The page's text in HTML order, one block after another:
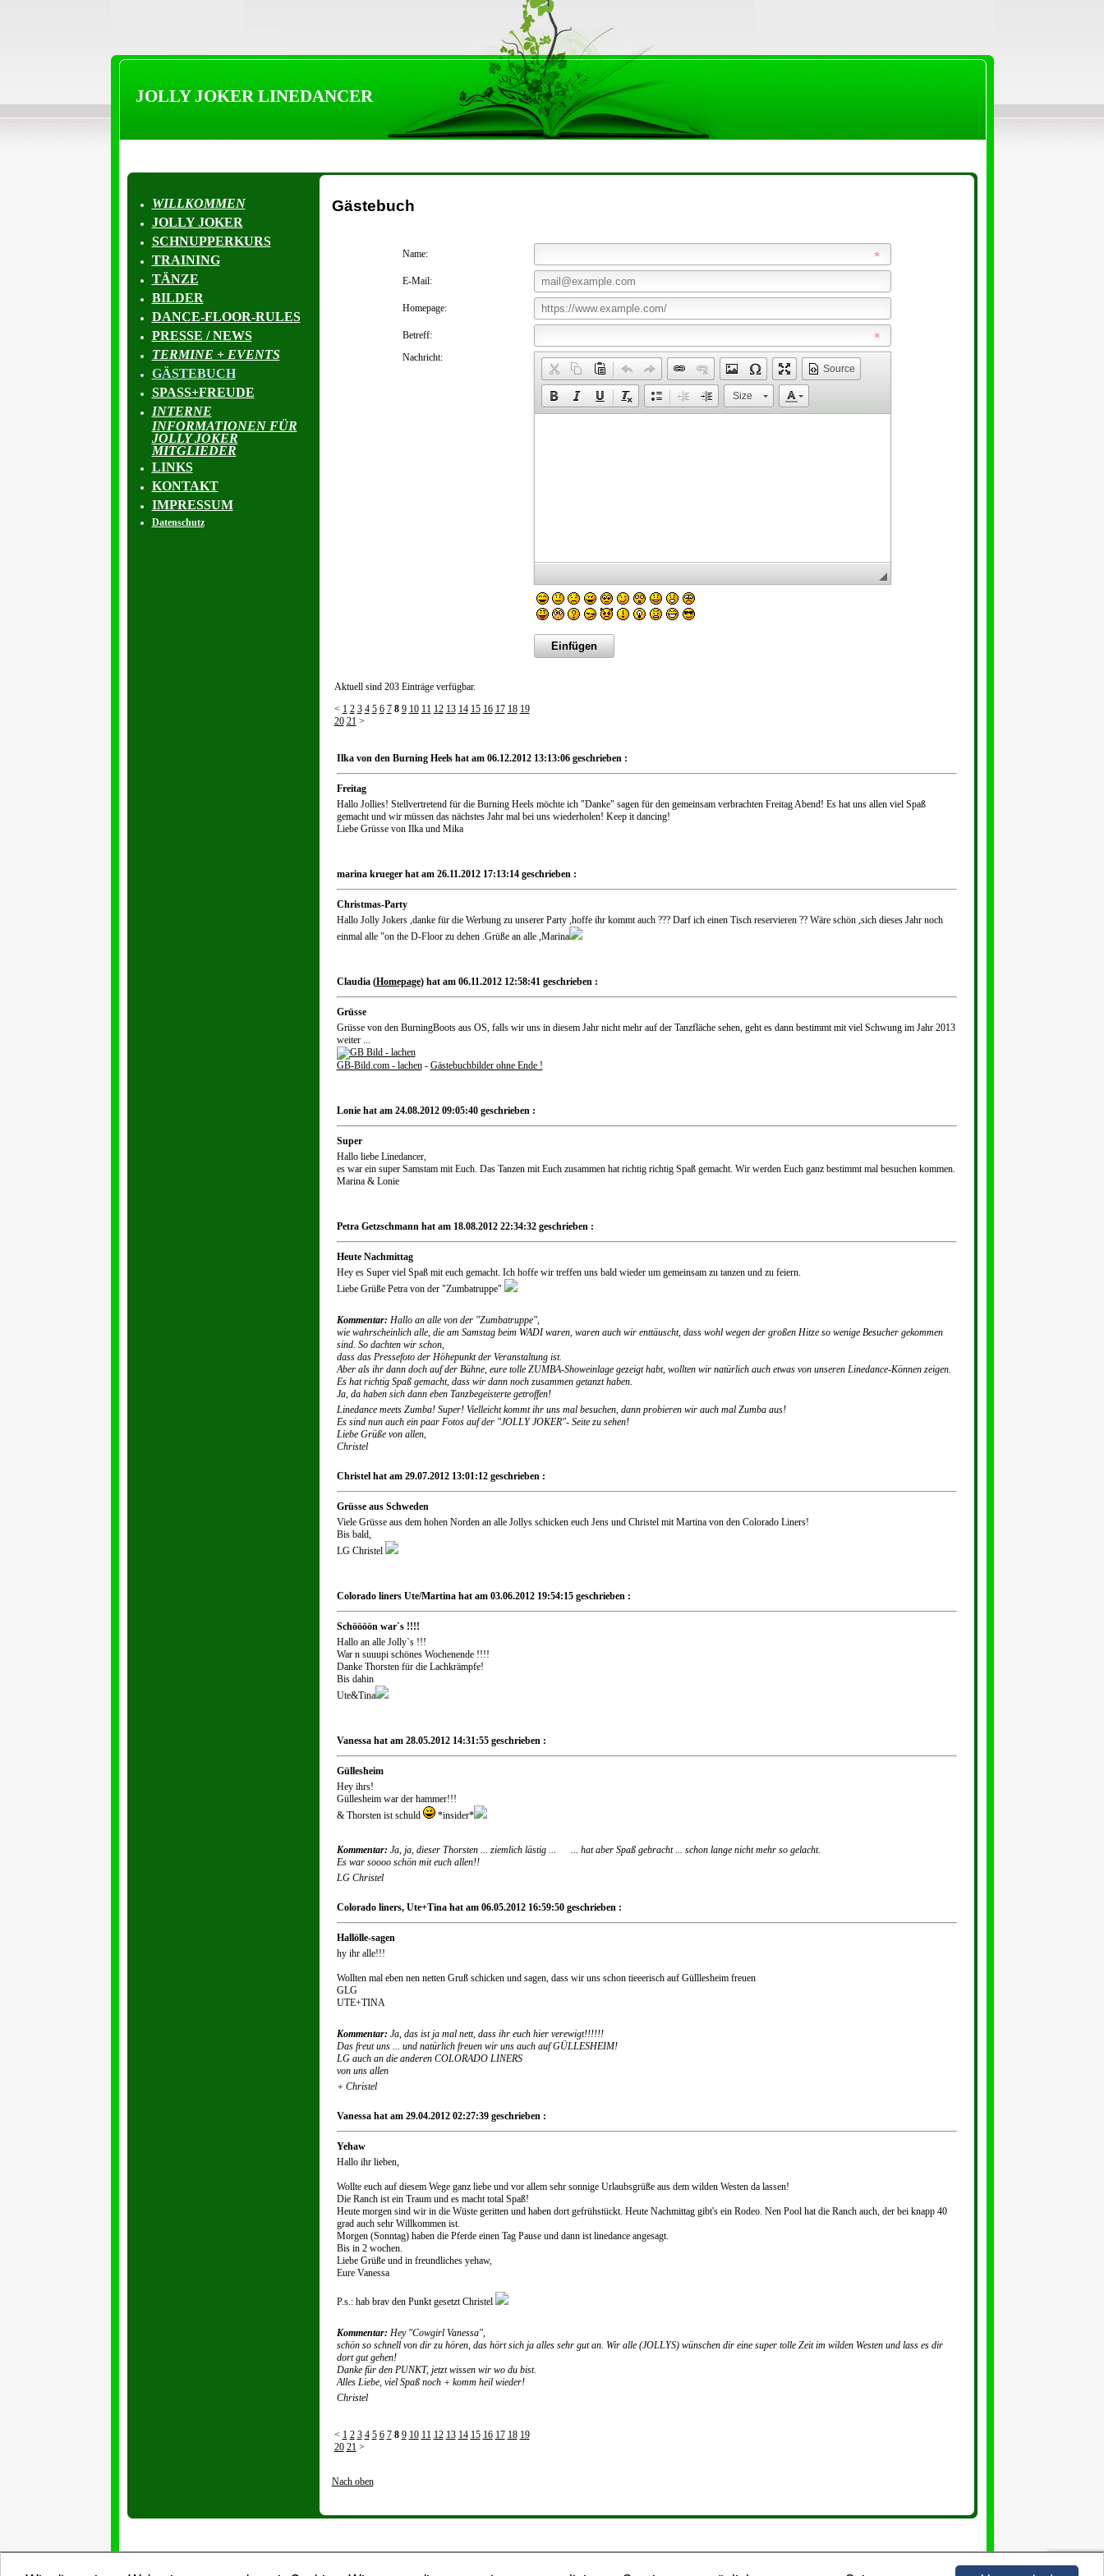
JOLLY JOKER LINEDANCER
WILLKOMMEN
JOLLY JOKER
SCHNUPPERKURS
TRAINING
TÄNZE
BILDER
DANCE-FLOOR-RULES
PRESSE / NEWS
TERMINE + EVENTS
GÄSTEBUCH
SPASS+FREUDE
INTERNE
INFORMATIONEN FÜR
JOLLY JOKER
MITGLIEDER
LINKS
KONTAKT
IMPRESSUM
Datenschutz
Gästebuch
Name:
E-Mail:
Homepage:
Betreff:
Nachricht:
Source
Size
Aktuell sind 203 Einträge verfügbar.
< 1 2 3 4 5 6 7 8 9 10 11 12 13 14 15 16 17 18 19
20 21>
Ilka von den Burning Heels hat am 06.12.2012 13:13:06 geschrieben :
Freitag
Hallo Jollies! Stellvertretend für die Burning Heels möchte ich "Danke" sagen für den gemeinsam verbrachten Freitag Abend! Es hat uns allen viel Spaß
gemacht und wir müssen das nächstes Jahr mal bei uns wiederholen! Keep it dancing!
Liebe Grüsse von Ilka und Mika
marina krueger hat am 26.11.2012 17:13:14 geschrieben :
Christmas-Party
Hallo Jolly Jokers ,danke für die Werbung zu unserer Party ,hoffe ihr kommt auch ??? Darf ich einen Tisch reservieren ?? Wäre schön ,sich dieses Jahr noch
einmal alle "on the D-Floor zu dehen .Grüße an alle ,Marina
Claudia (Homepage) hat am 06.11.2012 12:58:41 geschrieben :
Grüsse
Grüsse von den BurningBoots aus OS, falls wir uns in diesem Jahr nicht mehr auf der Tanzfläche sehen, geht es dann bestimmt mit viel Schwung im Jahr 2013
weiter ...
GB-Bild.com - lachen- Gästebuchbilder ohne Ende !
Lonie hat am 24.08.2012 09:05:40 geschrieben :
Super
Hallo liebe Linedancer,
es war ein super Samstam mit Euch. Das Tanzen mit Euch zusammen hat richtig richtig Spaß gemacht. Wir werden Euch ganz bestimmt mal besuchen kommen.
Marina & Lonie
Petra Getzschmann hat am 18.08.2012 22:34:32 geschrieben :
Heute Nachmittag
Hey es Super viel Spaß mit euch gemacht. Ich hoffe wir treffen uns bald wieder um gemeinsam zu tanzen und zu feiern.
Liebe Grüße Petra von der "Zumbatruppe"
Kommentar: Hallo an alle von der "Zumbatruppe",
wie wahrscheinlich alle, die am Samstag beim WADI waren, waren auch wir enttäuscht, dass wohl wegen der großen Hitze so wenige Besucher gekommen
sind. So dachten wir schon,
dass das Pressefoto der Höhepunkt der Veranstaltung ist.
Aber als ihr dann doch auf der Bühne, eure tolle ZUMBA-Showeinlage gezeigt habt, wollten wir natürlich auch etwas von unseren Linedance-Können zeigen.
Es hat richtig Spaß gemacht, dass wir dann noch zusammen getanzt haben.
Ja, da haben sich dann eben Tanzbegeisterte getroffen!
Linedance meets Zumba! Super! Vielleicht kommt ihr uns mal besuchen, dann probieren wir auch mal Zumba aus!
Es sind nun auch ein paar Fotos auf der "JOLLY JOKER"- Seite zu sehen!
Liebe Grüße von allen,
Christel
Christel hat am 29.07.2012 13:01:12 geschrieben :
Grüsse aus Schweden
Viele Grüsse aus dem hohen Norden an alle Jollys schicken euch Jens und Christel mit Martina von den Colorado Liners!
Bis bald,
LG Christel
Colorado liners Ute/Martina hat am 03.06.2012 19:54:15 geschrieben :
Schöööön war`s !!!!
Hallo an alle Jolly`s !!!
War n suuupi schönes Wochenende !!!!
Danke Thorsten für die Lachkrämpfe!
Bis dahin
Ute&Tina
Vanessa hat am 28.05.2012 14:31:55 geschrieben :
Güllesheim
Hey ihrs!
Güllesheim war der hammer!!!
& Thorsten ist schuld
*insider*
Kommentar: Ja, ja, dieser Thorsten ... ziemlich lästig ...
... hat aber Spaß gebracht ... schon lange nicht mehr so gelacht.
Es war soooo schön mit euch allen!!
LG Christel
Colorado liners, Ute+Tina hat am 06.05.2012 16:59:50 geschrieben :
Hallölle-sagen
hy ihr alle!!!
Wollten mal eben nen netten Gruß schicken und sagen, dass wir uns schon tieeerisch auf Gülllesheim freuen
GLG
UTE+TINA
Kommentar: Ja, das ist ja mal nett, dass ihr euch hier verewigt!!!!!!
Das freut uns ... und natürlich freuen wir uns auch auf GÜLLESHEIM!
LG auch an die anderen COLORADO LINERS
von uns allen
+ Christel
Vanessa hat am 29.04.2012 02:27:39 geschrieben :
Yehaw
Hallo ihr lieben,
Wollte euch auf diesem Wege ganz liebe und vor allem sehr sonnige Urlaubsgrüße aus dem wilden Westen da lassen!
Die Ranch ist ein Traum und es macht total Spaß!
Heute morgen sind wir in die Wüste geritten und haben dort gefrühstückt. Heute Nachmittag gibt's ein Rodeo. Nen Pool hat die Ranch auch, der bei knapp 40
grad auch sehr Willkommen ist.
Morgen (Sonntag) haben die Pferde einen Tag Pause und dann ist linedance angesagt.
Bis in 2 wochen.
Liebe Grüße und in freundliches yehaw,
Eure Vanessa
P.s.: hab brav den Punkt gesetzt Christel
Kommentar: Hey "Cowgirl Vanessa",
schön so schnell von dir zu hören, das hört sich ja alles sehr gut an. Wir alle (JOLLYS) wünschen dir eine super tolle Zeit im wilden Westen und lass es dir
dort gut gehen!
Danke für den PUNKT, jetzt wissen wir wo du bist.
Alles Liebe, viel Spaß noch + komm heil wieder!
Christel
< 1 2 3 4 5 6 7 8 9 10 11 12 13 14 15 16 17 18 19
20 21>
Nach oben